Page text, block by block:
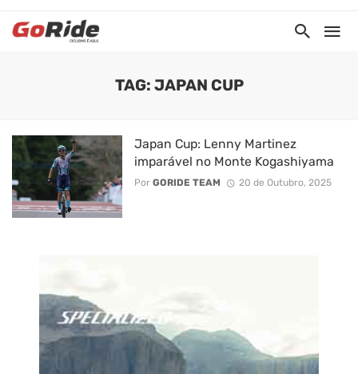
TAG: JAPAN CUP
Japan Cup: Lenny Martinez
imparável no Monte Kogashiyama
Por GORIDE TEAM 20 de Outubro, 2025